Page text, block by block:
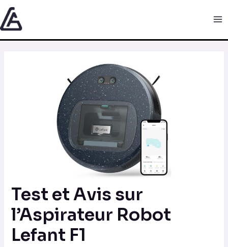
Aller
au
contenu
Test et Avis sur
l’Aspirateur Robot
Lefant F1